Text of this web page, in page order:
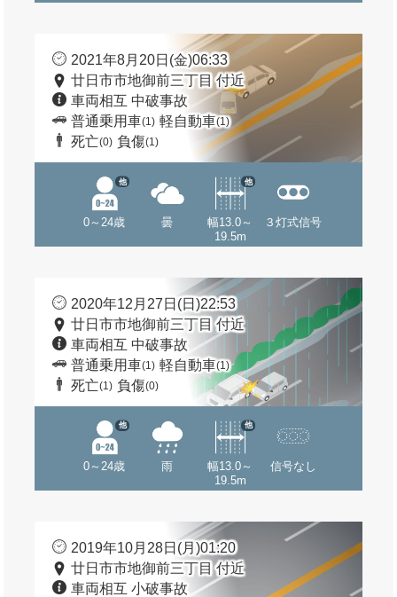
2021年8月20日(金)06:33
廿日市市地御前三丁目 付近
車両相互 中破事故
普通乗用車(1) 軽自動車(1)
死亡(0) 負傷(1)
0～24歳
他
曇
幅13.0～
19.5m
他
３灯式信号
2020年12月27日(日)22:53
廿日市市地御前三丁目 付近
車両相互 中破事故
普通乗用車(1) 軽自動車(1)
死亡(1) 負傷(0)
0～24歳
他
雨
幅13.0～
19.5m
他
信号なし
2019年10月28日(月)01:20
廿日市市地御前三丁目 付近
車両相互 小破事故